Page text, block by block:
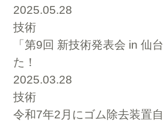
2025.05.28
技術
「第9回 新技術発表会 in 仙
た！
2025.03.28
技術
令和7年2月にゴム除去装置